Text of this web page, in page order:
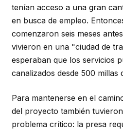
tenían acceso a una gran
en busca de empleo.
comenzaron seis meses
vivieron en una "ciudad de
esperaban que los servicios
canalizados desde 500 millas
Para mantenerse en el
del proyecto también
problema crítico: la presa